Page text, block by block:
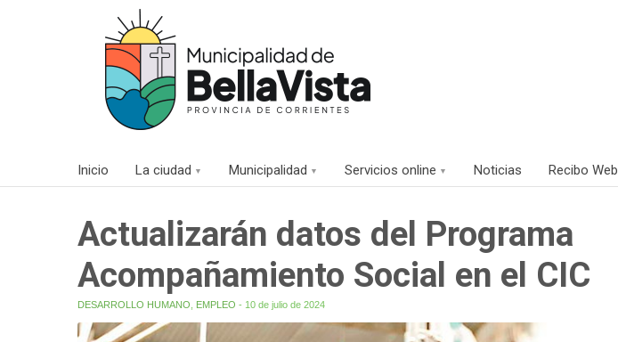
Inicio La ciudad Municipalidad Servicios online Noticias Recibo Web
Actualizarán datos del Programa
Acompañamiento Social en el CIC
DESARROLLO HUMANO EMPLEO - 10 de julio de 2024